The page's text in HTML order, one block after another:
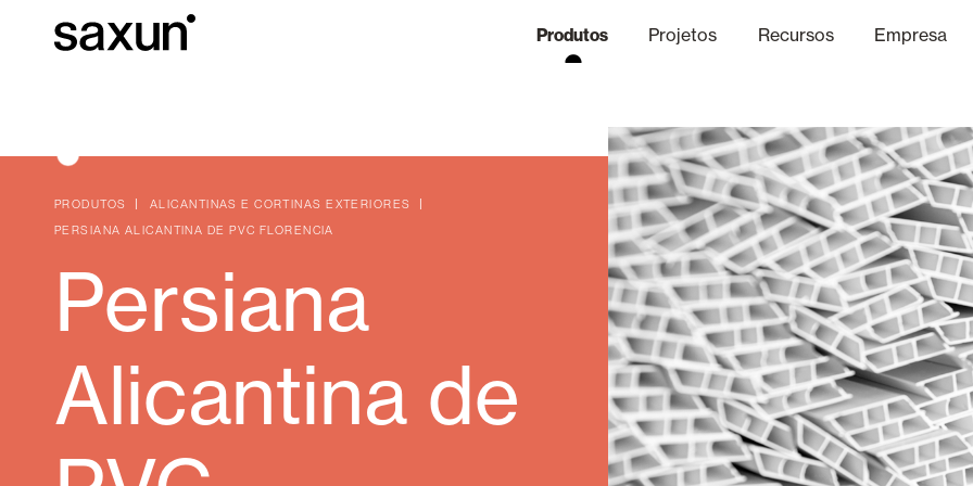
Produtos
Persianas Enroláveis e Caixas Lâminas Quebra-Sol e
Projetos Recursos
Baixar Informação técnica Acabamentos
Empresa
Sobre nós
PRODUTOS
ALICANTINAS E CORTINAS EXTERIORES
PERSIANA ALICANTINA DE PVC FLORENCIA
Persiana
Alicantina de